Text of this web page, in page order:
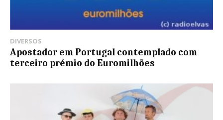
DIVERSOS
Apostador em Portugal contemplado com
terceiro prémio do Euromilhões